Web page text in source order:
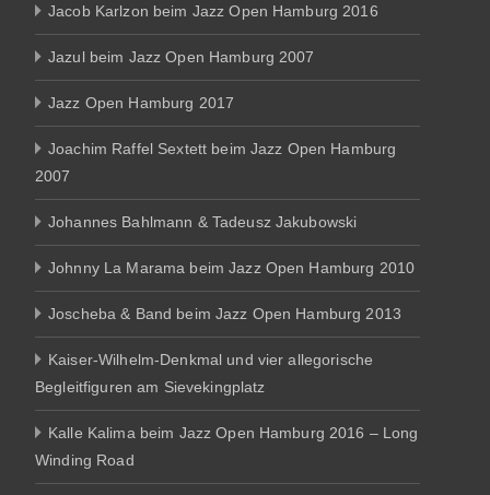
Jacob Karlzon beim Jazz Open Hamburg 2016
Jazul beim Jazz Open Hamburg 2007
Jazz Open Hamburg 2017
Joachim Raffel Sextett beim Jazz Open Hamburg
2007
Johannes Bahlmann & Tadeusz Jakubowski
Johnny La Marama beim Jazz Open Hamburg 2010
Joscheba & Band beim Jazz Open Hamburg 2013
Kaiser-Wilhelm-Denkmal und vier allegorische
Begleitfiguren am Sievekingplatz
Kalle Kalima beim Jazz Open Hamburg 2016 – Long
Winding Road